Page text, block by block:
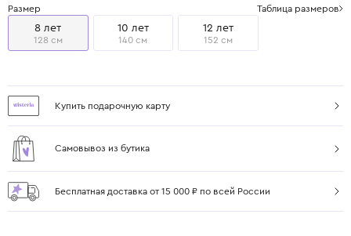
Размер Таблица размеров
8 лет
128 см
10 лет
140 см
12 лет
152 см
Купить подарочную карту
Самовывоз из бутика
Бесплатная доставка от 15 000 ₽ по всей России